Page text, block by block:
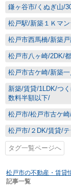
鎌ヶ谷市/くぬぎ山/
松戸駅/新築１Ｋマ
松戸市西馬橋/新築
松戸市八ヶ崎/2DK/
松戸市古ケ崎/新築
新築/賃貸/1LDK/つ
数料半額以下/
松戸市/松戸市古ケ
松戸市/２DK/賃貸/
タグ一覧ページへ
松戸市の不動産・賃貸
記事一覧